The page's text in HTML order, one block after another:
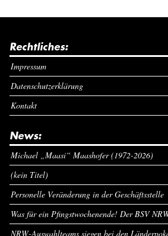
Rechtliches:
Impressum
Datenschutzerklärung
Kontakt
News:
Michael „Maasi“ Maashofer (1972-2026)
(kein Titel)
Personelle Veränderung in der Geschäftsstelle